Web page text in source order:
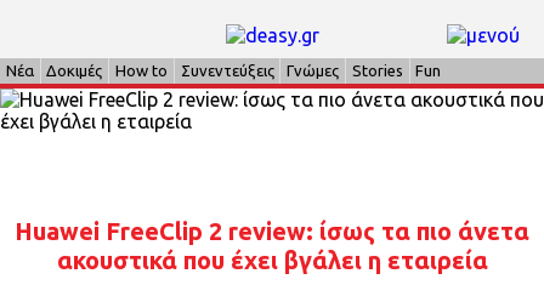
Νέα Δοκιμές How to Συνεντεύξεις Γνώμες Stories Fun
Huawei FreeClip 2 review: ίσως τα πιο άνετα
ακουστικά που έχει βγάλει η εταιρεία